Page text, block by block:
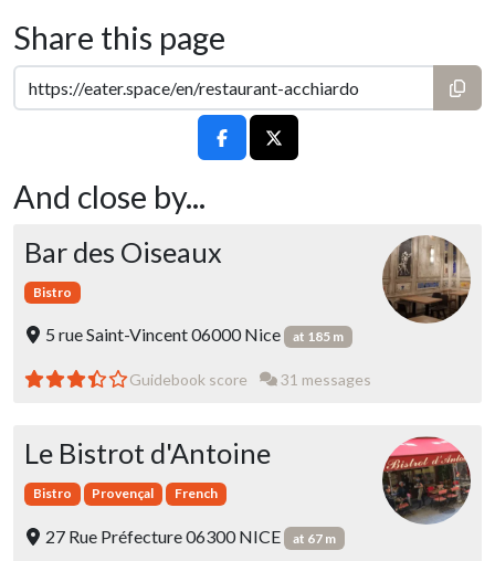
Share this page
And close by...
Bar des Oiseaux
Bistro
5 rue Saint-Vincent 06000 Nice at 185 m
Guidebook score 31 messages
Le Bistrot d'Antoine
Bistro Provençal French
27 Rue Préfecture 06300 NICE at 67 m